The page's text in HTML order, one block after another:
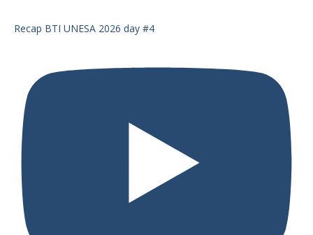
Recap BTI UNESA 2026 day #4